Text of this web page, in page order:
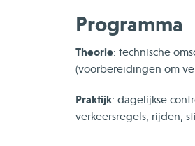
Programma
Theorie: technische
(voorbereidingen om
Praktijk: dagelijkse
verkeersregels, rijden,